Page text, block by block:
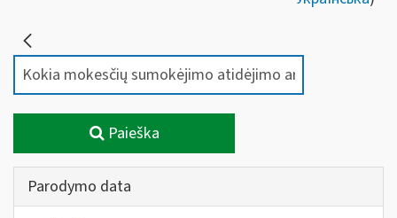
Paieška
Parodymo data